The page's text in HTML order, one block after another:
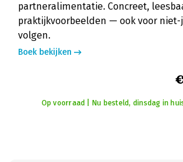
partneralimentatie. Concreet,
praktijkvoorbeelden — ook voor
volgen.
Boek bekijken
Op voorraad | Nu besteld, dinsdag in